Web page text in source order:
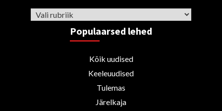
Rubriigid
Populaarsed lehed
Kõik uudised
Keeleuudised
Tulemas
Järelkaja